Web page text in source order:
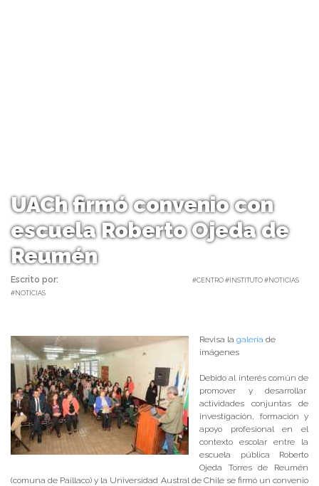
UACh firmó convenio con
escuela Roberto Ojeda de
Reumén
Escrito por:
#CENTRO #INSTITUTO #NOTICIAS
#NOTICIAS
Revisa la galería de
imágenes
Debido al interés común de
promover y desarrollar
actividades conjuntas de
investigación, formación y
apoyo profesional en el
contexto escolar entre la
escuela pública Roberto
Ojeda Torres de Reumén
(comuna de Paillaco) y la Universidad Austral de Chile se firmó un convenio